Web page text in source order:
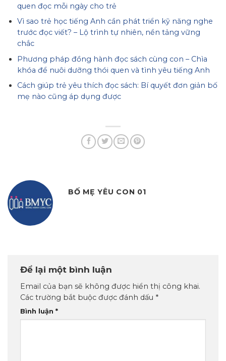
quen đọc mỗi ngày cho trẻ
Vì sao trẻ học tiếng Anh cần phát triển kỹ năng nghe
trước đọc viết? – Lộ trình tự nhiên, nền tảng vững
chắc
Phương pháp đồng hành đọc sách cùng con – Chìa
khóa để nuôi dưỡng thói quen và tình yêu tiếng Anh
Cách giúp trẻ yêu thích đọc sách: Bí quyết đơn giản bố
mẹ nào cũng áp dụng được
BỐ MẸ YÊU CON 01
Để lại một bình luận
Email của bạn sẽ không được hiển thị công khai.
Các trường bắt buộc được đánh dấu *
Bình luận *